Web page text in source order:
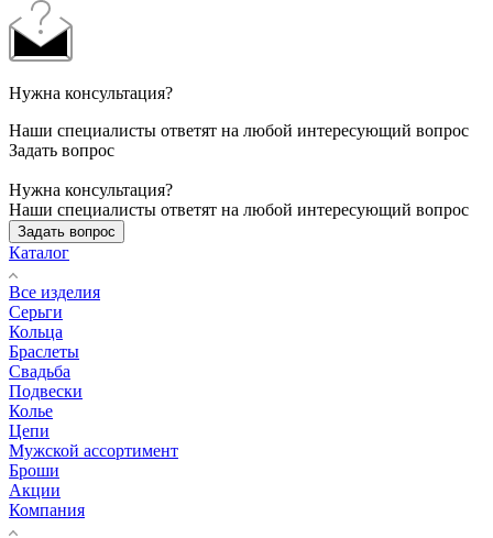
Нужна консультация?
Наши специалисты ответят на любой интересующий вопрос
Задать вопрос
Нужна консультация?
Наши специалисты ответят на любой интересующий вопрос
Задать вопрос
Каталог
Все изделия
Серьги
Кольца
Браслеты
Свадьба
Подвески
Колье
Цепи
Мужской ассортимент
Броши
Акции
Компания